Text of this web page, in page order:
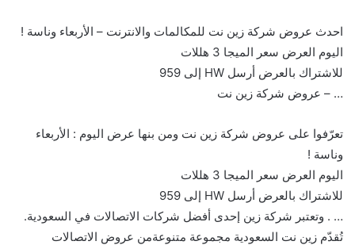
احدث عروض شركة زين نت للمكالمات والانترنت – الأربعاء وناسة ! ‏
اليوم العرض سعر الميجا 3 هللات
للاشتراك بالعرض أرسل HW إلى 959
تعرّفوا على عروض شركة زين نت ومن بنها عرض اليوم : الأربعاء
وناسة ! ‏
اليوم العرض سعر الميجا 3 هللات
للاشتراك بالعرض أرسل HW إلى 959
‏⁧‫… . وتعتبر شركة زين إحدى أفضل شركات الاتصالات في السعودية.
تُقدّم زين نت السعودية مجموعة متنوعةمن عروض الاتصالات